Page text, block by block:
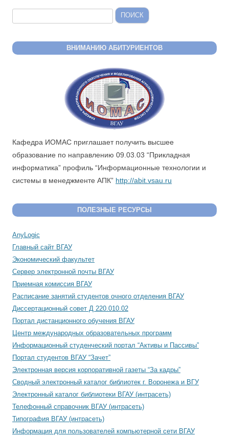
ВНИМАНИЮ АБИТУРИЕНТОВ
Кафедра ИОМАС приглашает получить высшее
образование по направлению 09.03.03 “Прикладная
информатика” профиль “Информационные технологии и
системы в менеджменте АПК” http://abit.vsau.ru
ПОЛЕЗНЫЕ РЕСУРСЫ
AnyLogic
Главный сайт ВГАУ
Экономический факультет
Сервер электронной почты ВГАУ
Приемная комиссия ВГАУ
Расписание занятий студентов очного отделения ВГАУ
Диссертационный совет Д 220.010.02
Портал дистанционного обучения ВГАУ
Центр международных образовательных программ
Информационный студенческий портал “Активы и Пассивы”
Портал студентов ВГАУ “Зачет”
Электронная версия корпоративной газеты “За кадры”
Сводный электронный каталог библиотек г. Воронежа и ВГУ
Электронный каталог библиотеки ВГАУ (интрасеть)
Телефонный справочник ВГАУ (интрасеть)
Типография ВГАУ (интрасеть)
Информация для пользователей компьютерной сети ВГАУ